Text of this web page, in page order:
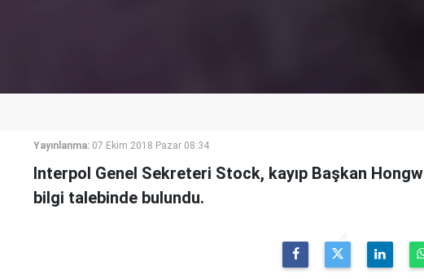
Yayınlanma: 07 Ekim 2018 Pazar 08:34
Interpol Genel Sekreteri Stock, kayıp Başkan
bilgi talebinde bulundu.